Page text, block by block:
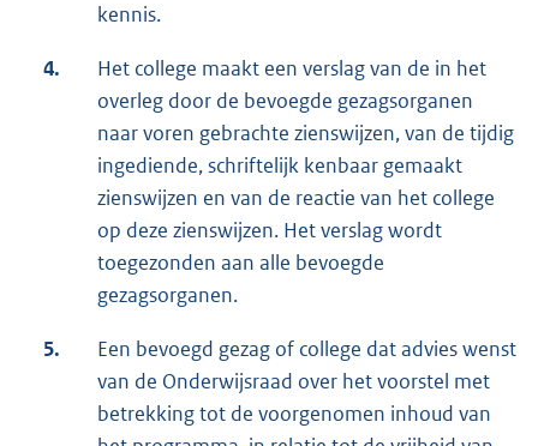
kennis.
4.
Het college maakt een verslag van de in het
overleg door de bevoegde gezagsorganen
naar voren gebrachte zienswijzen, van de tijdig
ingediende, schriftelijk kenbaar gemaakt
zienswijzen en van de reactie van het college
op deze zienswijzen. Het verslag wordt
toegezonden aan alle bevoegde
gezagsorganen.
5.
Een bevoegd gezag of college dat advies wenst
van de Onderwijsraad over het voorstel met
betrekking tot de voorgenomen inhoud van